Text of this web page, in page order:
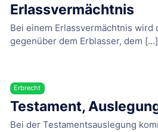
Erlassvermächtnis
Bei einem Erlassvermächtnis
gegenüber dem Erblasser, dem [...]
Erbrecht
Testament,
Bei der Testamentsauslegung